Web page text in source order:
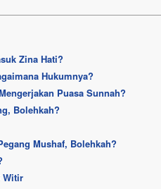
Zina Hati?
Hukumnya?
Puasa Sunnah?
Bolehkah?
Mushaf, Bolehkah?
Witir